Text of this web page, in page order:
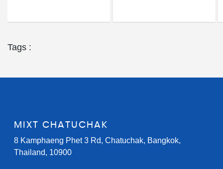
Tags :
MIXT CHATUCHAK
8 Kamphaeng Phet 3 Rd, Chatuchak, Bangkok,
Thailand, 10900